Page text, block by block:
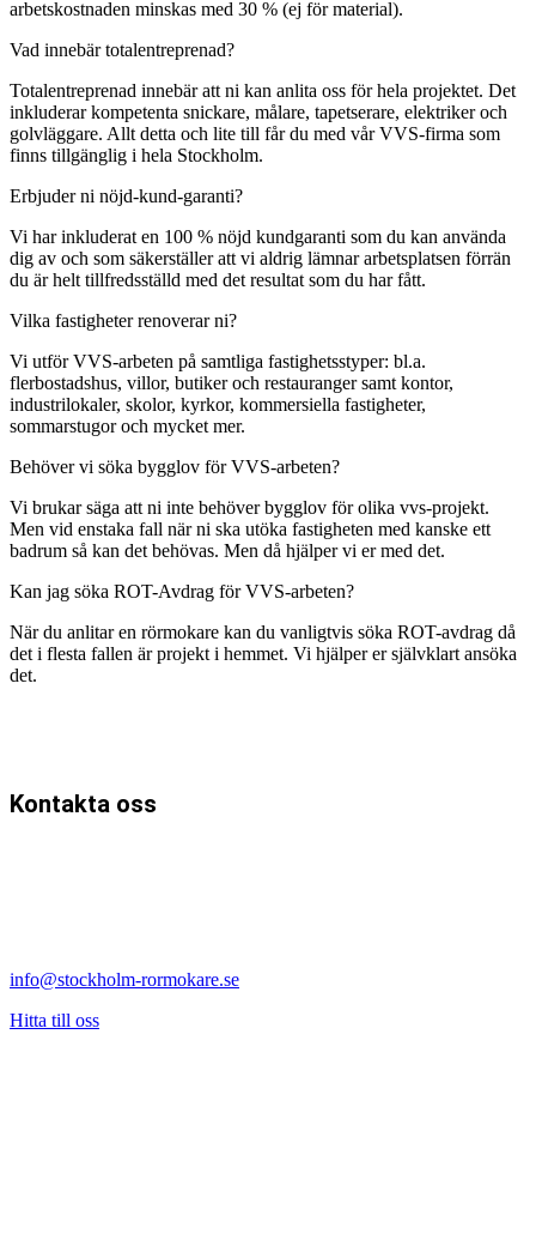
arbetskostnaden minskas med 30 % (ej för material).
Vad innebär totalentreprenad?
Totalentreprenad innebär att ni kan anlita oss för hela projektet. Det
inkluderar kompetenta snickare, målare, tapetserare, elektriker och
golvläggare. Allt detta och lite till får du med vår VVS-firma som
finns tillgänglig i hela Stockholm.
Erbjuder ni nöjd-kund-garanti?
Vi har inkluderat en 100 % nöjd kundgaranti som du kan använda
dig av och som säkerställer att vi aldrig lämnar arbetsplatsen förrän
du är helt tillfredsställd med det resultat som du har fått.
Vilka fastigheter renoverar ni?
Vi utför VVS-arbeten på samtliga fastighetsstyper: bl.a.
flerbostadshus, villor, butiker och restauranger samt kontor,
industrilokaler, skolor, kyrkor, kommersiella fastigheter,
sommarstugor och mycket mer.
Behöver vi söka bygglov för VVS-arbeten?
Vi brukar säga att ni inte behöver bygglov för olika vvs-projekt.
Men vid enstaka fall när ni ska utöka fastigheten med kanske ett
badrum så kan det behövas. Men då hjälper vi er med det.
Kan jag söka ROT-Avdrag för VVS-arbeten?
När du anlitar en rörmokare kan du vanligtvis söka ROT-avdrag då
det i flesta fallen är projekt i hemmet. Vi hjälper er självklart ansöka
det.
Kontakta oss
info@stockholm-rormokare.se
Hitta till oss